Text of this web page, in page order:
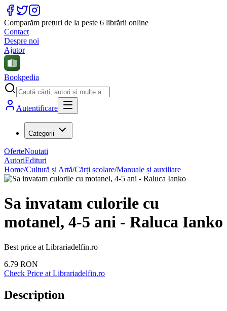
Comparăm prețuri de la peste 6 librării online
Contact
Despre noi
Ajutor
Bookpedia
Autentificare
Categorii
OferteNoutati
AutoriEdituri
Home/Cultură și Artă/Cărți școlare/Manuale și auxiliare
Sa invatam culorile cu
motanel, 4-5 ani - Raluca Ianko
Best price at Librariadelfin.ro
6.79 RON
Check Price at Librariadelfin.ro
Description